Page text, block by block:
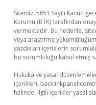
Sitemiz, 5651 Sayılı Kanun
Kurumu (BTK) tarafından
vermektedir. Bu nedenle,
veya araştırma
yazdıkları içeriklerin
bu sorumluluğu kabul etmiş
Hukuka ve yasal
içerikleri,
halinde, ilgili içerikler yasal